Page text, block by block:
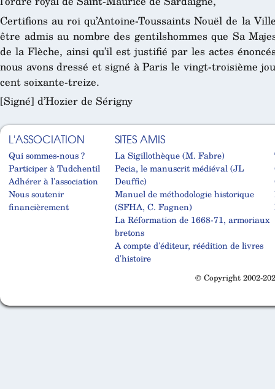
Certifions au roi qu’Antoine-Toussaints Nouël de la
être admis au nombre des gentilshommes que Sa
de la Flèche, ainsi qu’il est justifié par les actes
nous avons dressé et signé à Paris le vingt-troisième
cent soixante-treize.
[Signé] d’Hozier de Sérigny
L'ASSOCIATION
Qui sommes-nous ?
Participer à Tudchentil
Adhérer à l'association
Nous soutenir
financièrement
SITES AMIS
La Sigillothèque (M. Fabre)
Pecia, le manuscrit médiéval (JL
Deuffic)
Manuel de méthodologie historique
(SFHA, C. Fagnen)
La Réformation de 1668-71, armoriaux
bretons
A compte d'éditeur, réédition de livres
d'histoire
© Copyright 2002-